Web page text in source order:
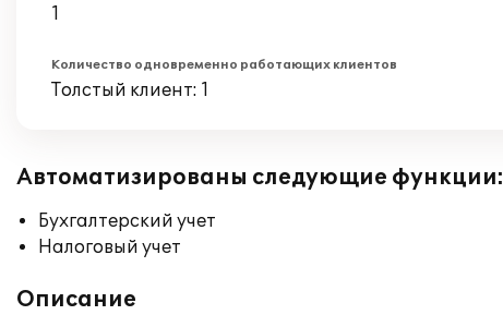
1
Количество одновременно работающих клиентов
Толстый клиент: 1
Автоматизированы следующие функции:
Бухгалтерский учет
Налоговый учет
Описание